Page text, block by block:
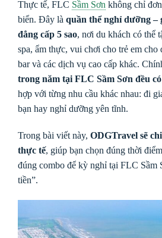
Thực tế, FLC Sầm Sơn không chỉ
biển. Đây là quần thể nghỉ dưỡng –
đẳng cấp 5 sao, nơi du khách có thể
spa, ẩm thực, vui chơi cho trẻ em cho
bar và các dịch vụ cao cấp khác.
trong năm tại FLC Sầm Sơn đều
hợp với từng nhu cầu khác nhau: đi
bạn hay nghỉ dưỡng yên tĩnh.
Trong bài viết này, ODGTravel sẽ
thực tế, giúp bạn chọn đúng thời
đúng combo để kỳ nghỉ tại FLC Sầm
tiền”.